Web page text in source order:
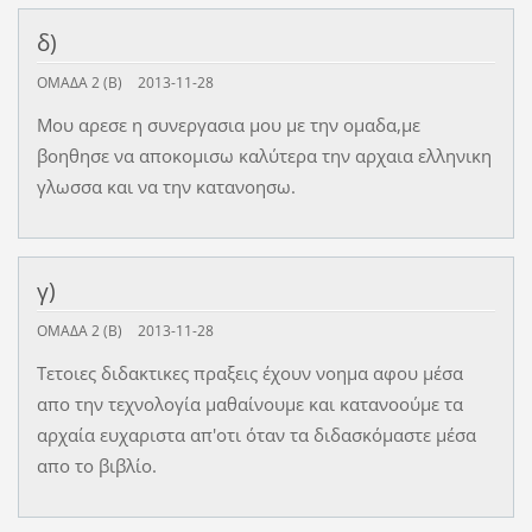
δ)
ΟΜΑΔΑ 2 (Β) 2013-11-28
Μου αρεσε η συνεργασια μου με την ομαδα,με
βοηθησε να αποκομισω καλύτερα την αρχαια ελληνικη
γλωσσα και να την κατανοησω.
γ)
ΟΜΑΔΑ 2 (Β) 2013-11-28
Τετοιες διδακτικες πραξεις έχουν νοημα αφου μέσα
απο την τεχνολογία μαθαίνουμε και κατανοούμε τα
αρχαία ευχαριστα απ'οτι όταν τα διδασκόμαστε μέσα
απο το βιβλίο.